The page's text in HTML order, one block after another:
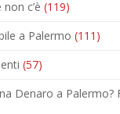
c’è (119)
a Palermo (111)
(57)
Denaro a Palermo?